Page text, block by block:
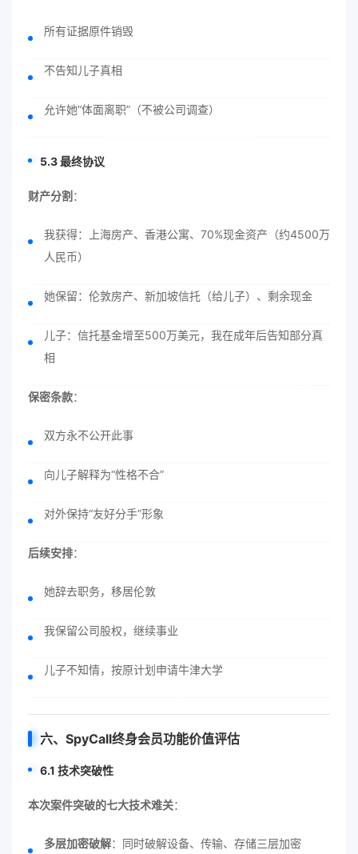
所有证据原件销毁
不告知儿子真相
允许她“体面离职”（不被公司调查）
5.3 最终协议
财产分割 ：
我获得：上海房产、香港公寓、70%现金资产（约4500万
人民币）
她保留：伦敦房产、新加坡信托（给儿子）、剩余现金
儿子：信托基金增至500万美元，我在成年后告知部分真
相
保密条款：
双方永不公开此事
向儿子解释为“性格不合”
对外保持“友好分手”形象
后续安排：
她辞去职务，移居伦敦
我保留公司股权，继续事业
儿子不知情，按原计划申请牛津大学
六、SpyCall终身会员功能价值评估
6.1 技术突破性
本次案件突破的七大技术难关：
多层加密破解：同时破解设备、传输、存储三层加密